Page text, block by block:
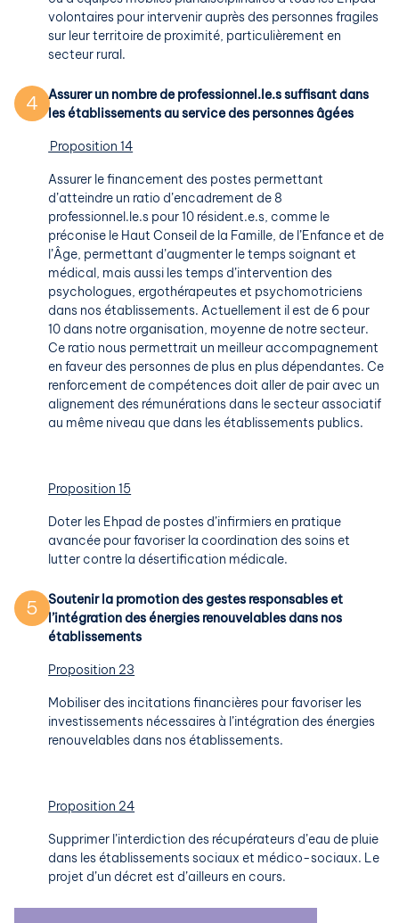
volontaires pour intervenir auprès des personnes fragiles
sur leur territoire de proximité, particulièrement en
secteur rural.
4
Assurer un nombre de professionnel.le.s suffisant dans
les établissements au service des personnes âgées
Proposition 14
Assurer le financement des postes permettant
d’atteindre un ratio d’encadrement de 8
professionnel.le.s pour 10 résident.e.s, comme le
préconise le Haut Conseil de la Famille, de l’Enfance et de
l’Âge, permettant d’augmenter le temps soignant et
médical, mais aussi les temps d’intervention des
psychologues, ergothérapeutes et psychomotriciens
dans nos établissements. Actuellement il est de 6 pour
10 dans notre organisation, moyenne de notre secteur.
Ce ratio nous permettrait un meilleur accompagnement
en faveur des personnes de plus en plus dépendantes. Ce
renforcement de compétences doit aller de pair avec un
alignement des rémunérations dans le secteur associatif
au même niveau que dans les établissements publics.
Proposition 15
Doter les Ehpad de postes d’infirmiers en pratique
avancée pour favoriser la coordination des soins et
lutter contre la désertification médicale.
5
Soutenir la promotion des gestes responsables et
l’intégration des énergies renouvelables dans nos
établissements
Proposition 23
Mobiliser des incitations financières pour favoriser les
investissements nécessaires à l’intégration des énergies
renouvelables dans nos établissements.
Proposition 24
Supprimer l’interdiction des récupérateurs d’eau de pluie
dans les établissements sociaux et médico-sociaux. Le
projet d’un décret est d’ailleurs en cours.